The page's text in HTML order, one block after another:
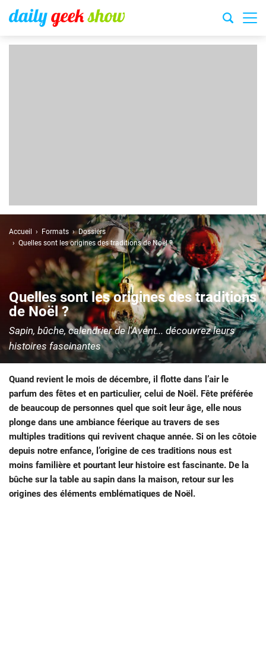
Accueil Formats
Dossiers
Quelles sont les origines des traditions de Noël ?
Quelles sont les origines des traditions
de Noël ?
Sapin, bûche, calendrier de l'Avent... découvrez leurs
histoires fascinantes
Quand revient le mois de décembre, il flotte dans l’air le
parfum des fêtes et en particulier, celui de Noël. Fête préférée
de beaucoup de personnes quel que soit leur âge, elle nous
plonge dans une ambiance féerique au travers de ses
multiples traditions qui revivent chaque année. Si on les côtoie
depuis notre enfance, l’origine de ces traditions nous est
moins familière et pourtant leur histoire est fascinante. De la
bûche sur la table au sapin dans la maison, retour sur les
origines des éléments emblématiques de Noël.